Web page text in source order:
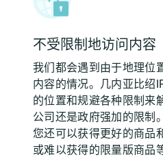
不受限制地访问内容
我们都会遇到由于地理位
内容的情况。几内亚比绍
的位置和规避各种限制来
公司还是政府强加的限制
您还可以获得更好的商品
或难以获得的限量版商品